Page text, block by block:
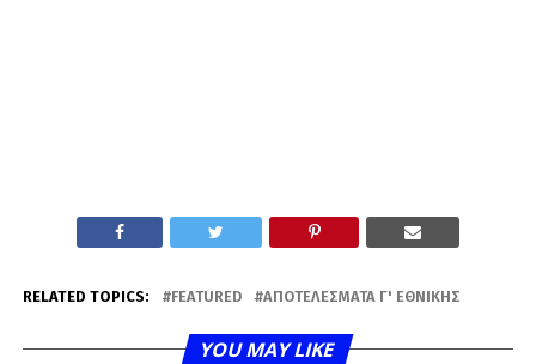
RELATED TOPICS: FEATURED ΑΠΟΤΕΛΈΣΜΑΤΑ Γ' ΕΘΝΙΚΉΣ
YOU MAY LIKE